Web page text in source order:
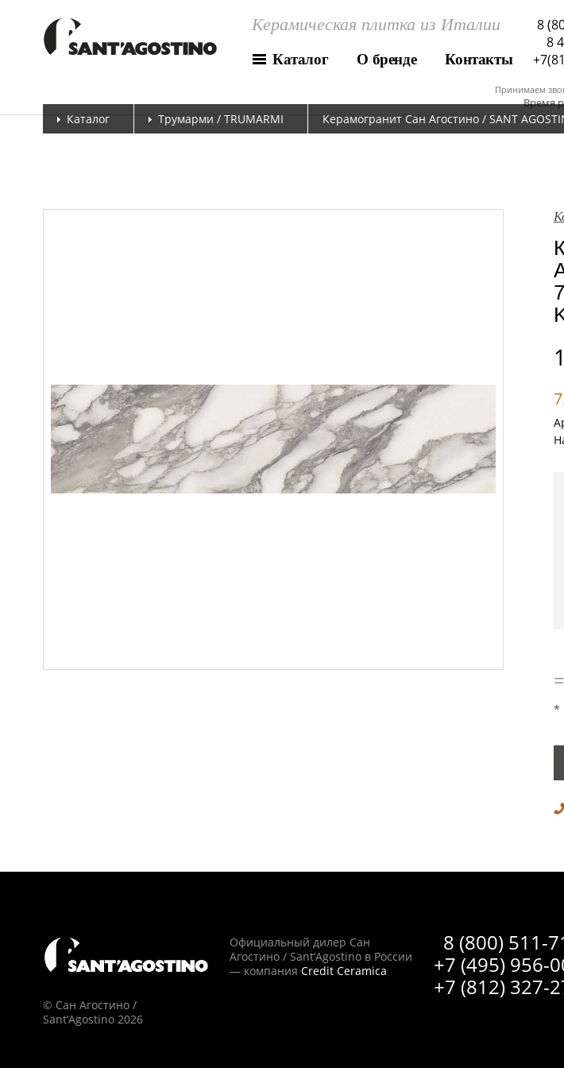
Керамическая плитка из Италии
Каталог О бренде Контакты
8
8
Принимаем
Время
Каталог Трумарми / TRUMARMI Керамогранит Сан Агостино / SANT
=
© Сан Агостино /
Sant’Agostino 2026
8 (800) 511-
+7 (495) 956-
+7 (812) 327-
Официальный дилер Сан
Агостино / Sant’Agostino в России
— компания Credit Ceramica